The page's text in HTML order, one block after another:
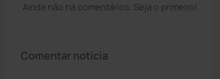
Ainda não há comentários. Seja o primeiro!
Comentar notícia